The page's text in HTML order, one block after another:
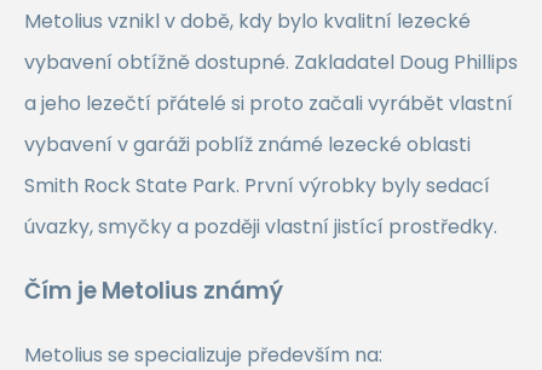
Metolius vznikl v době, kdy bylo kvalitní lezecké
vybavení obtížně dostupné. Zakladatel Doug Phillips
a jeho lezečtí přátelé si proto začali vyrábět vlastní
vybavení v garáži poblíž známé lezecké oblasti
Smith Rock State Park. První výrobky byly sedací
úvazky, smyčky a později vlastní jistící prostředky.
Čím je Metolius známý
Metolius se specializuje především na: